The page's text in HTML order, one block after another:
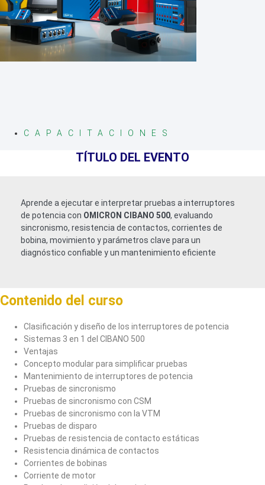
CAPACITACIONES
TÍTULO DEL EVENTO
Aprende a ejecutar e interpretar pruebas a interruptores
de potencia con OMICRON CIBANO 500, evaluando
sincronismo, resistencia de contactos, corrientes de
bobina, movimiento y parámetros clave para un
diagnóstico confiable y un mantenimiento eficiente
Contenido del curso
Clasificación y diseño de los interruptores de potencia
Sistemas 3 en 1 del CIBANO 500
Ventajas
Concepto modular para simplificar pruebas
Mantenimiento de interruptores de potencia
Pruebas de sincronismo
Pruebas de sincronismo con CSM
Pruebas de sincronismo con la VTM
Pruebas de disparo
Pruebas de resistencia de contacto estáticas
Resistencia dinámica de contactos
Corrientes de bobinas
Corriente de motor